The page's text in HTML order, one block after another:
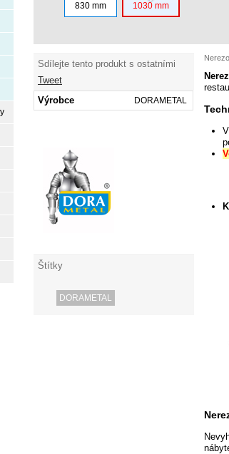
830 mm 1030 mm
Sdílejte tento produkt s ostatními
Tweet
Výrobce
DORAMETAL
Štítky
DORAMETAL